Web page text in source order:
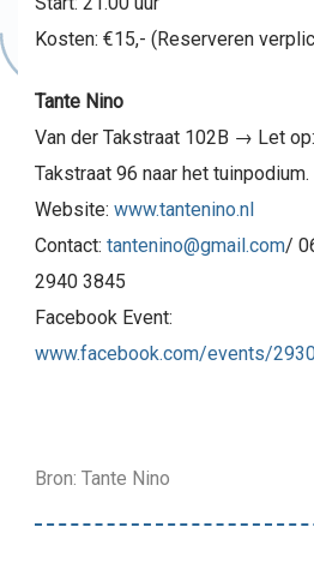
Kosten: €15,- (Reserveren
Tante Nino
Van der Takstraat 102B → Let
Takstraat 96 naar het tuinpodium.
Website: www.tantenino.nl
Contact: tantenino@gmail.com/
2940 3845
Facebook Event:
www.facebook.com/events/
Bron: Tante Nino